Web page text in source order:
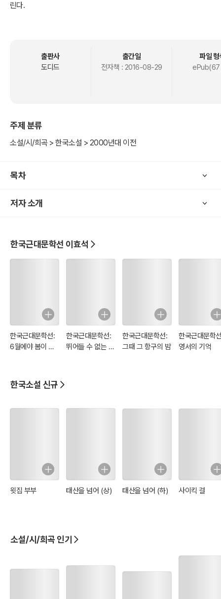
린다.
출판사
도디드
출간일
전자책 : 2016-08-29
파일 형
ePub(67
주제 분류
소설/시/희곡 > 한국소설 > 2000년대 이전
목차
저자 소개
한국근대문학선 이효석
한국근대문학선:
6월에야 봄이 오
한국근대문학선:
뛰어들 수 없는 거
한국근대문학선:
그때 그 항구의 밤
한국근대문학
영서의 기억
한국소설 신규
윗집 부부 태산을 넘어 (상) 태산을 넘어 (하) 사이킥 걸
소설/시/희곡 인기